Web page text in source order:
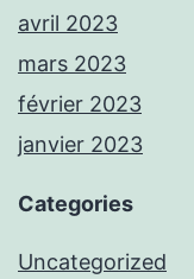
avril 2023
mars 2023
février 2023
janvier 2023
Categories
Uncategorized